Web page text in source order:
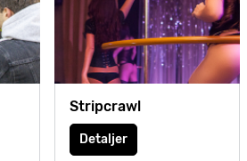
Stripcrawl
Detaljer